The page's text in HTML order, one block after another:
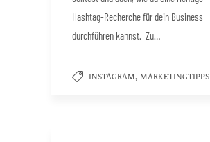
Hashtag-Recherche für dein Business
durchführen kannst. Zu…
INSTAGRAM, MARKETINGTIPPS